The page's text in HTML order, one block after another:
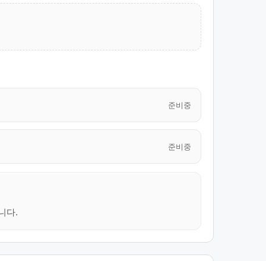
준비중
준비중
다.